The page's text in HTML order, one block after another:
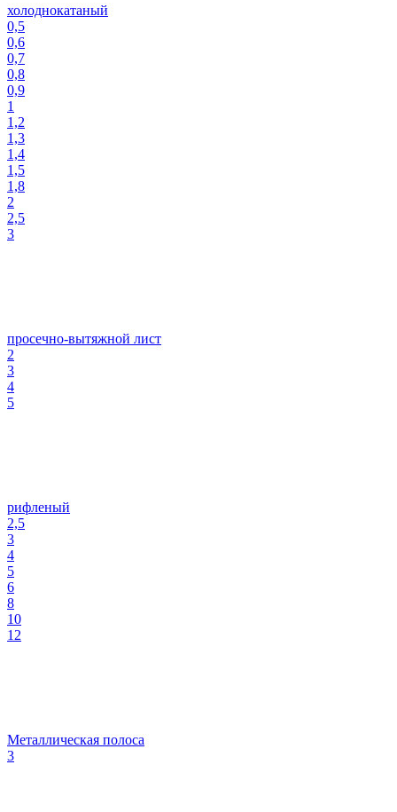
холоднокатаный
0,5
0,6
0,7
0,8
0,9
1
1,2
1,3
1,4
1,5
1,8
2
2,5
3
просечно-вытяжной лист
2
3
4
5
рифленый
2,5
3
4
5
6
8
10
12
Металлическая полоса
3